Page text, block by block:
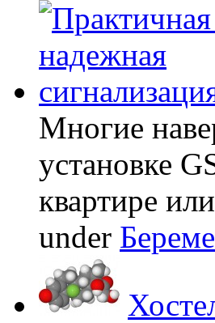
Многие
установке
квартире
under